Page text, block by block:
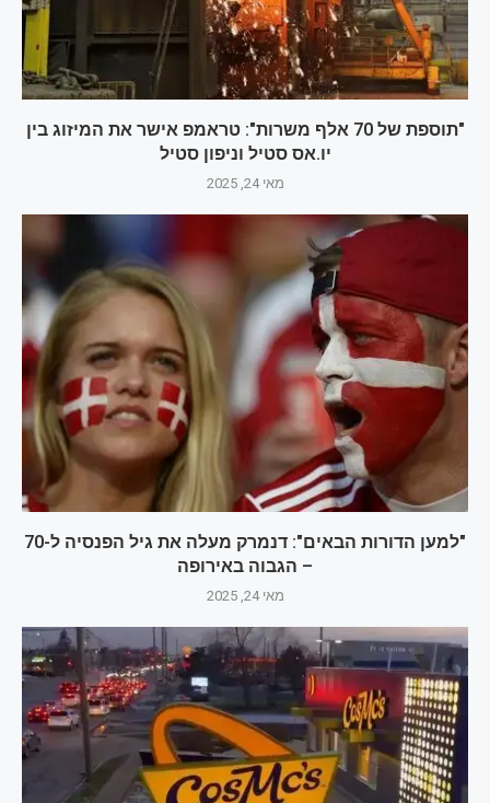
"תוספת של 70 אלף משרות": טראמפ אישר את המיזוג בין
יו.אס סטיל וניפון סטיל
מאי 24, 2025
"למען הדורות הבאים": דנמרק מעלה את גיל הפנסיה ל-70
– הגבוה באירופה
מאי 24, 2025